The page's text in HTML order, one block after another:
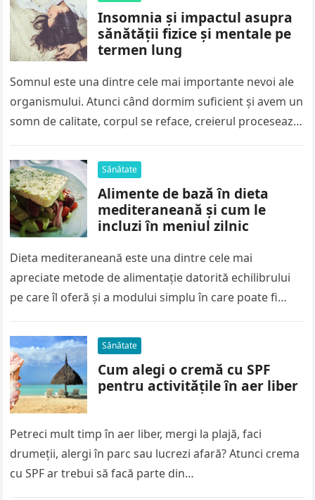
Insomnia și impactul asupra
sănătății fizice și mentale pe
termen lung
Somnul este una dintre cele mai importante nevoi ale
organismului. Atunci când dormim suficient și avem un
somn de calitate, corpul se reface, creierul procesează
Sănătate
Alimente de bază în dieta
mediteraneană și cum le
incluzi în meniul zilnic
Dieta mediteraneană este una dintre cele mai
apreciate metode de alimentație datorită echilibrului
pe care îl oferă și a modului simplu în care poate fi
Sănătate
Cum alegi o cremă cu SPF
pentru activitățile în aer liber
Petreci mult timp în aer liber, mergi la plajă, faci
drumeții, alergi în parc sau lucrezi afară? Atunci crema
cu SPF ar trebui să facă parte din…